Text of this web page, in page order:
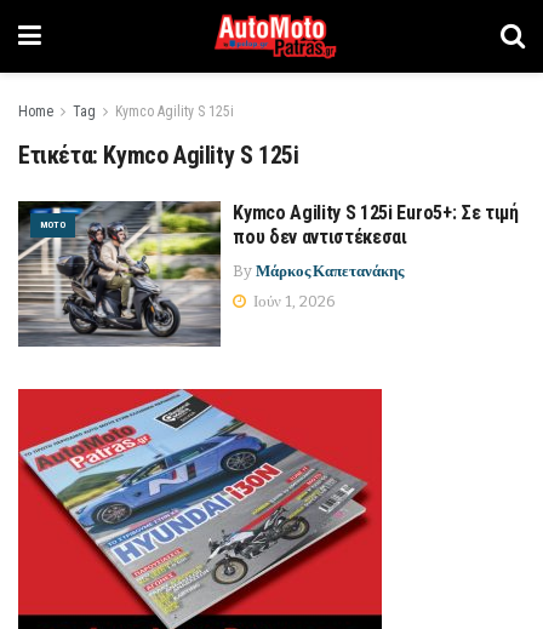
Home Tag Kymco Αgility S 125i
Ετικέτα: Kymco Αgility S 125i
MOTO
Kymco Αgility S 125i Euro5+: Σε τιμή
που δεν αντιστέκεσαι
By Μάρκος Καπετανάκης
Ιούν 1, 2026